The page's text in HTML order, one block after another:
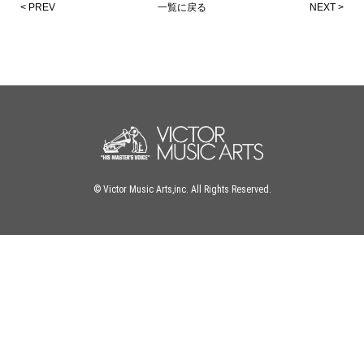
< PREV NEXT >
一覧に戻る
© Victor Music Arts,inc. All Rights Reserved.